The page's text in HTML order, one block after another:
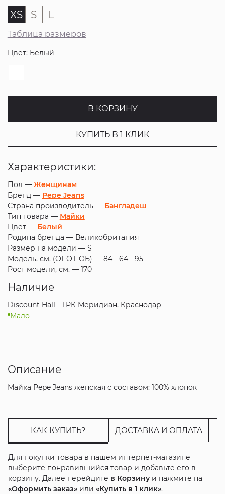
XS S L
Таблица размеров
Цвет: Белый
В КОРЗИНУ
КУПИТЬ В 1 КЛИК
Характеристики:
Пол — Женщинам
Бренд — Pepe Jeans
Страна производитель — Бангладеш
Тип товара — Майки
Цвет — Белый
Родина бренда — Великобритания
Размер на модели — S
Модель, см. (ОГ-ОТ-ОБ) — 84 - 64 - 95
Рост модели, см. — 170
Наличие
Discount Hall - ТРК Меридиан, Краснодар
Мало
Описание
Майка Pepe Jeans женская с составом: 100% хлопок
КАК КУПИТЬ? ДОСТАВКА И ОПЛАТА
Для покупки товара в нашем интернет-магазине
выберите понравившийся товар и добавьте его в
корзину. Далее перейдите в Корзинуи нажмите на
«Оформить заказ»или «Купить в 1 клик».